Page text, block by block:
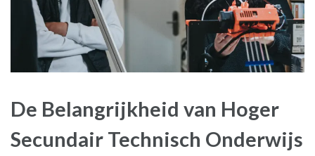
De Belangrijkheid van Hoger
Secundair Technisch Onderwijs